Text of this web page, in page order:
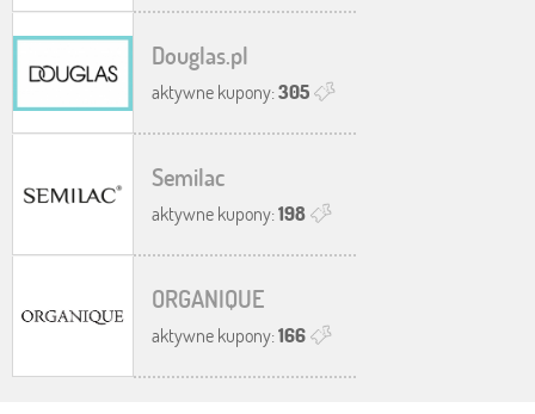
Douglas.pl
aktywne kupony:305
Semilac
aktywne kupony:198
ORGANIQUE
aktywne kupony:166